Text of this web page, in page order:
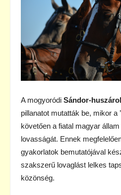
A mogyoródi Sándor-
pillanatot mutatták be, mikor a
követően a fiatal magyar
lovasságát. Ennek
gyakorlatok bemutatójával
szakszerű lovaglást lelkes
közönség.